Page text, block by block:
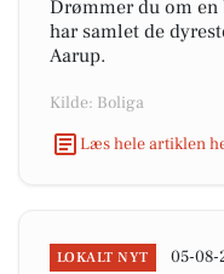
Drømmer du om
har samlet de
Aarup.
Kilde: Boliga
Læs hele artiklen
LOKALT NYT 05-08-